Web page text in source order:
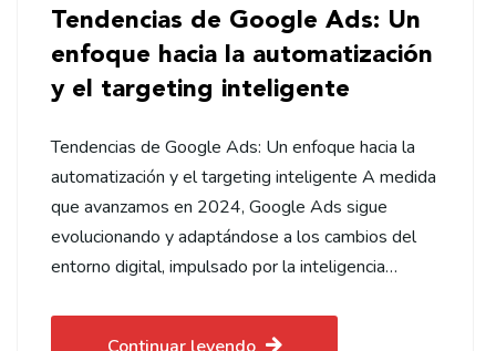
Tendencias de Google Ads: Un
enfoque hacia la automatización
y el targeting inteligente
Tendencias de Google Ads: Un enfoque hacia la
automatización y el targeting inteligente A medida
que avanzamos en 2024, Google Ads sigue
evolucionando y adaptándose a los cambios del
entorno digital, impulsado por la inteligencia…